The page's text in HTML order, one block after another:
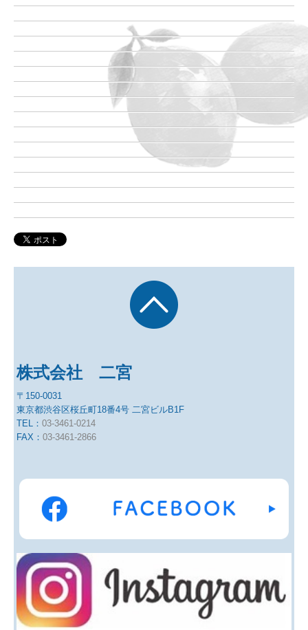
株式会社 二宮
〒150-0031
東京都渋谷区桜丘町18番4号 二宮ビルB1F
TEL：03-3461-0214
FAX：03-3461-2866